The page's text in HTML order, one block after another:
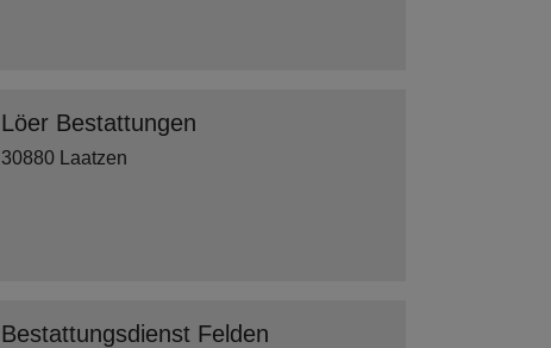
Löer Bestattungen
30880 Laatzen
Bestattungsdienst Felden